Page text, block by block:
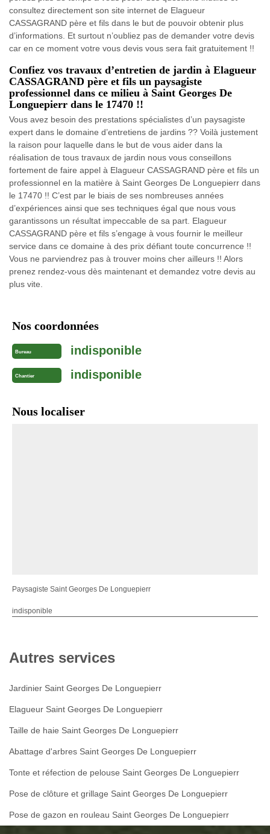
consultez directement son site internet de Elagueur
CASSAGRAND père et fils dans le but de pouvoir obtenir plus
d’informations. Et surtout n’oubliez pas de demander votre devis
car en ce moment votre vous devis vous sera fait gratuitement !!
Confiez vos travaux d’entretien de jardin à Elagueur
CASSAGRAND père et fils un paysagiste
professionnel dans ce milieu à Saint Georges De
Longuepierr dans le 17470 !!
Vous avez besoin des prestations spécialistes d’un paysagiste
expert dans le domaine d’entretiens de jardins ?? Voilà justement
la raison pour laquelle dans le but de vous aider dans la
réalisation de tous travaux de jardin nous vous conseillons
fortement de faire appel à Elagueur CASSAGRAND père et fils un
professionnel en la matière à Saint Georges De Longuepierr dans
le 17470 !! C’est par le biais de ses nombreuses années
d’expériences ainsi que ses techniques égal que nous vous
garantissons un résultat impeccable de sa part. Elagueur
CASSAGRAND père et fils s’engage à vous fournir le meilleur
service dans ce domaine à des prix défiant toute concurrence !!
Vous ne parviendrez pas à trouver moins cher ailleurs !! Alors
prenez rendez-vous dès maintenant et demandez votre devis au
plus vite.
Nos coordonnées
Bureau indisponible
Chantier indisponible
Nous localiser
Paysagiste Saint Georges De Longuepierr
indisponible
Autres services
Jardinier Saint Georges De Longuepierr
Elagueur Saint Georges De Longuepierr
Taille de haie Saint Georges De Longuepierr
Abattage d'arbres Saint Georges De Longuepierr
Tonte et réfection de pelouse Saint Georges De Longuepierr
Pose de clôture et grillage Saint Georges De Longuepierr
Pose de gazon en rouleau Saint Georges De Longuepierr